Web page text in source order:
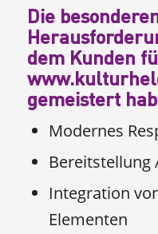
Die
dem Kunden
gemeistert
Modernes
Bereitstellung
Integration
Elementen